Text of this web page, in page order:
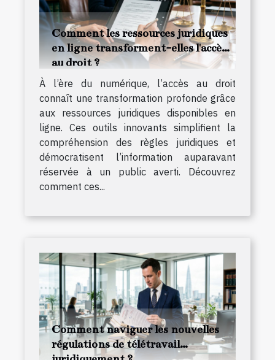
Comment les ressources juridiques
en ligne transforment-elles l'accès
au droit ?
À l’ère du numérique, l’accès au droit
connaît une transformation profonde grâce
aux ressources juridiques disponibles en
ligne. Ces outils innovants simplifient la
compréhension des règles juridiques et
démocratisent l’information auparavant
réservée à un public averti. Découvrez
comment ces...
Comment naviguer les nouvelles
régulations de télétravail